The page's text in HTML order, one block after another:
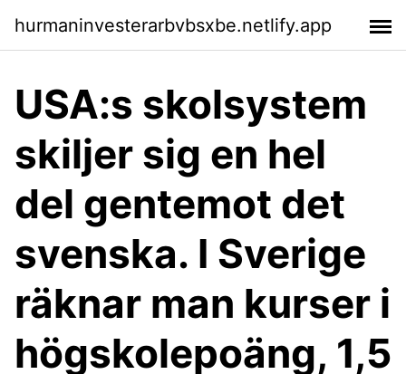
hurmaninvesterarbvbsxbe.netlify.app
USA:s skolsystem
skiljer sig en hel
del gentemot det
svenska. I Sverige
räknar man kurser i
högskolepoäng, 1,5